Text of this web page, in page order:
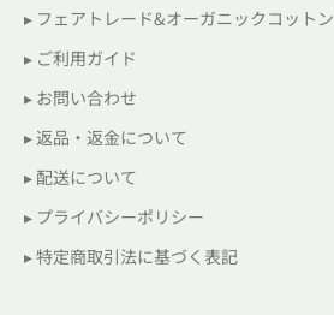
▸ フェアトレード&オーガニックコットン
▸ ご利用ガイド
▸ お問い合わせ
▸ 返品・返金について
▸ 配送について
▸ プライバシーポリシー
▸ 特定商取引法に基づく表記